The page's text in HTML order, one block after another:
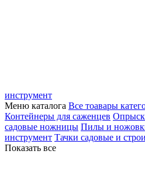
инструмент
Меню каталога Все тоавары
Контейнеры для саженцев
садовые ножницы Пилы и
инструмент Тачки садовые и
Показать все